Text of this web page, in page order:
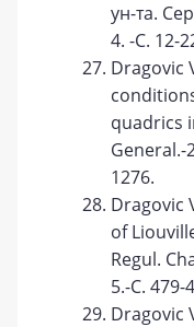
ун-та.
4. -С. 12-
Dragovic
quadrics
General.-
1276.
Dragovic
of
Regul.
5.-С. 479-
Dragovic